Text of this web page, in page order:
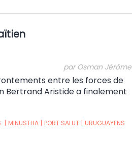
par Osman Jérôme
entre les forces de
Bertrand Aristide a finalement
| MINUSTHA | PORT SALUT | URUGUAYENS